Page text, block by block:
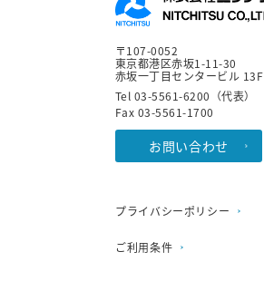
〒107-0052
東京都港区赤坂1-11-30
赤坂一丁目センタービル 13F
Tel 03-5561-6200（代表）
Fax 03-5561-1700
お問い合わせ
プライバシーポリシー
ご利用条件